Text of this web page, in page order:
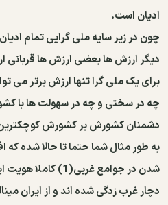
ادیان است.
چون در زیر سایه ملی گرایی تمام
دیگر ارزش ها بعضی ارزش ها قربانی
برای یک ملی گرا تنها ارزش برتر می
چه در سختی و چه در سهولت ها با
دشمنان کشورش بر کشورش کوچکترین
به طور مثال شما حتما تا حالا شده که
شدن در جوامع
دچار غرب زدگی شده اند و از ایران